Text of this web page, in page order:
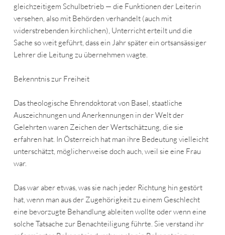
gleichzeitigem Schulbetrieb — die Funktionen der Leiterin
versehen, also mit Behörden verhandelt (auch mit
widerstrebenden kirchlichen), Unterricht erteilt und die
Sache so weit geführt, dass ein Jahr später ein ortsansässiger
Lehrer die Leitung zu übernehmen wagte.
Bekenntnis zur Freiheit
Das theologische Ehrendoktorat von Basel, staatliche
Auszeichnungen und Anerkennungen in der Welt der
Gelehrten waren Zeichen der Wertschätzung, die sie
erfahren hat. In Österreich hat man ihre Bedeutung vielleicht
unterschätzt, möglicherweise doch auch, weil sie eine Frau
war.
Das war aber etwas, was sie nach jeder Richtung hin gestört
hat, wenn man aus der Zugehörigkeit zu einem Geschlecht
eine bevorzugte Behandlung ableiten wollte oder wenn eine
solche Tatsache zur Benachteiligung führte. Sie verstand ihr